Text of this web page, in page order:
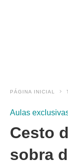
PÁGINA INICIAL
Aulas
Cesto
sobra